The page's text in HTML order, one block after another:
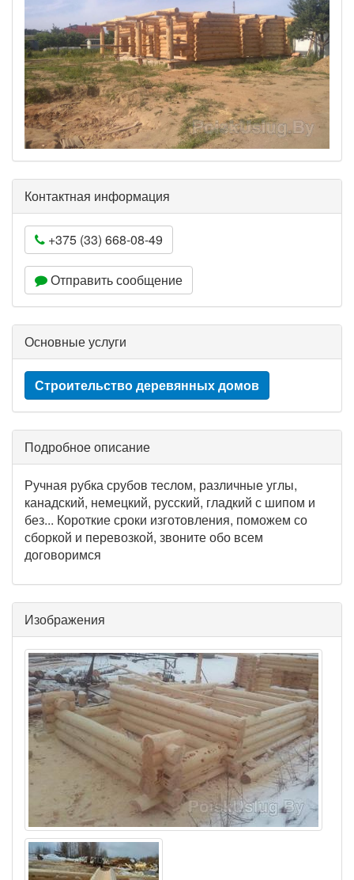
Контактная информация
+375 (33) 668-08-49
Отправить сообщение
Основные услуги
Строительство деревянных домов
Подробное описание
Ручная рубка срубов теслом, различные углы,
канадский, немецкий, русский, гладкий с шипом и
без... Короткие сроки изготовления, поможем со
сборкой и перевозкой, звоните обо всем
договоримся
Изображения